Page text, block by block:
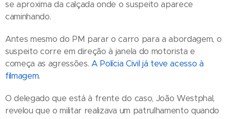
se aproxima da calçada onde o suspeito aparece
caminhando.
Antes mesmo do PM parar o carro para a abordagem, o
suspeito corre em direção à janela do motorista e
começa as agressões.A Polícia Civil já teve acesso à
filmagem.
O delegado que está à frente do caso, João Westphal,
revelou que o militar realizava um patrulhamento quando